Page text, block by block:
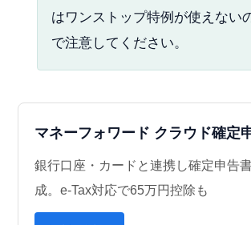
はワンストップ特例が使えない
で注意してください。
マネーフォワード クラウド確定
銀行口座・カードと連携し確定申告
成。e-Tax対応で65万円控除も